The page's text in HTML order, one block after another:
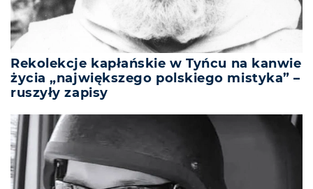
Rekolekcje kapłańskie w Tyńcu na kanwie
życia „największego polskiego mistyka” –
ruszyły zapisy